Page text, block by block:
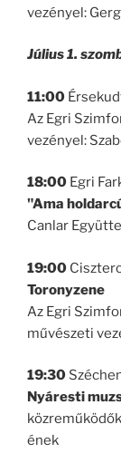
vezényel:
Július 1.
11:00
Az Egri
vezényel:
18:00 Egri
"Ama
Canlar
19:00
Toronyzene
Az Egri
művészeti
19:30
Nyáresti
ének